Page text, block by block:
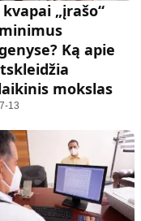
„įrašo“
Ką apie
mokslas
13